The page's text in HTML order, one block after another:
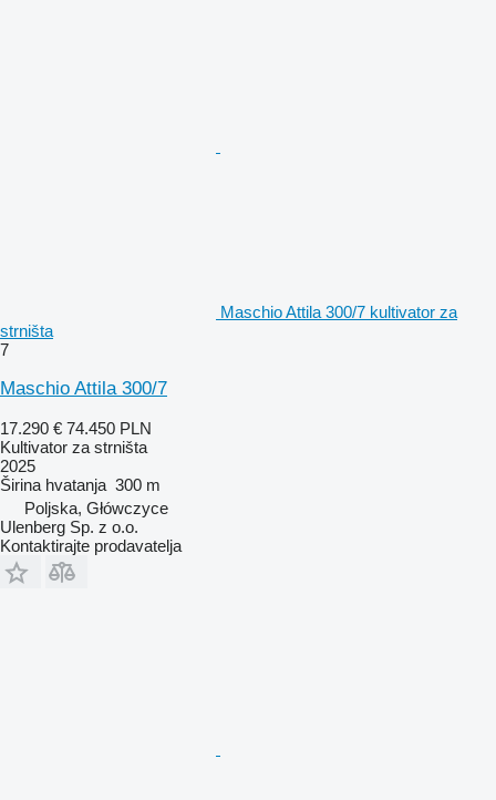
Maschio Attila 300/7 kultivator za
strništa
7
Maschio Attila 300/7
17.290 € 74.450 PLN
Kultivator za strništa
2025
Širina hvatanja 300 m
Poljska, Główczyce
Ulenberg Sp. z o.o.
Kontaktirajte prodavatelja